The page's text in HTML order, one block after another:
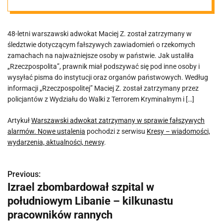
fałszywych
alarmów. Nowe
ustalenia
48-letni warszawski adwokat Maciej Z. został zatrzymany w
śledztwie dotyczącym fałszywych zawiadomień o rzekomych
zamachach na najważniejsze osoby w państwie. Jak ustaliła
„Rzeczpospolita”, prawnik miał podszywać się pod inne osoby i
wysyłać pisma do instytucji oraz organów państwowych. Według
informacji „Rzeczpospolitej” Maciej Z. został zatrzymany przez
policjantów z Wydziału do Walki z Terrorem Kryminalnym i […]
ArtykułWarszawski adwokat zatrzymany w sprawie fałszywych
alarmów. Nowe ustalenia pochodzi z serwisu Kresy – wiadomości,
wydarzenia, aktualności, newsy.
N
a
w
Previous:
Izrael zbombardował szpital w
południowym Libanie – kilkunastu
pracowników rannych